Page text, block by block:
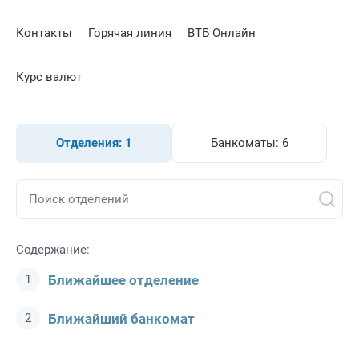
Контакты Горячая линия ВТБ Онлайн
Курс валют
Отделения: 1 Банкоматы: 6
Содержание:
Ближайшее отделение
Ближайший банкомат